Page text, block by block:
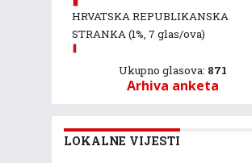
HRVATSKA REPUBLIKANSKA
STRANKA(1%, 7 glas/ova)
Ukupno glasova: 871
Arhiva anketa
LOKALNE VIJESTI